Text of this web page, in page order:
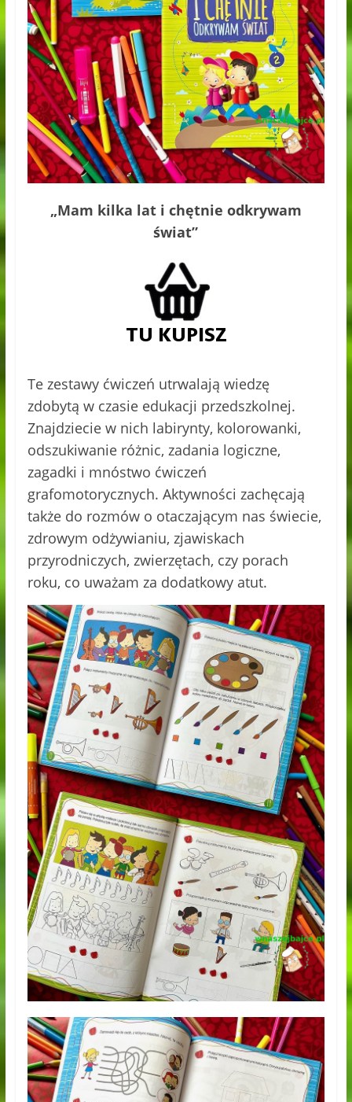
„Mam kilka lat i chętnie odkrywam
świat”
Te zestawy ćwiczeń utrwalają wiedzę
zdobytą w czasie edukacji przedszkolnej.
Znajdziecie w nich labirynty, kolorowanki,
odszukiwanie różnic, zadania logiczne,
zagadki i mnóstwo ćwiczeń
grafomotorycznych. Aktywności zachęcają
także do rozmów o otaczającym nas świecie,
zdrowym odżywianiu, zjawiskach
przyrodniczych, zwierzętach, czy porach
roku, co uważam za dodatkowy atut.